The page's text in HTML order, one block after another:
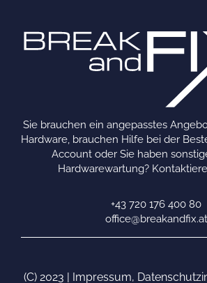
Sie brauchen ein angepasstes
Hardware, brauchen Hilfe bei der
Account oder Sie haben
Hardwarewartung?
+43 720 176 400 80
office@breakandfix.at
(C) 2023 | Impressum,